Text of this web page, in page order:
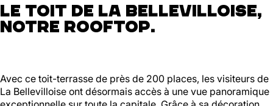
LE TOIT DE LA BELLEVILLOISE,
NOTRE ROOFTOP.
Avec ce toit-terrasse de près de 200 places, les visiteurs de
La Bellevilloise ont désormais accès à une vue panoramique